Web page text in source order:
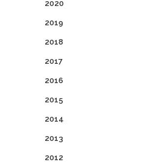
2020
2019
2018
2017
2016
2015
2014
2013
2012